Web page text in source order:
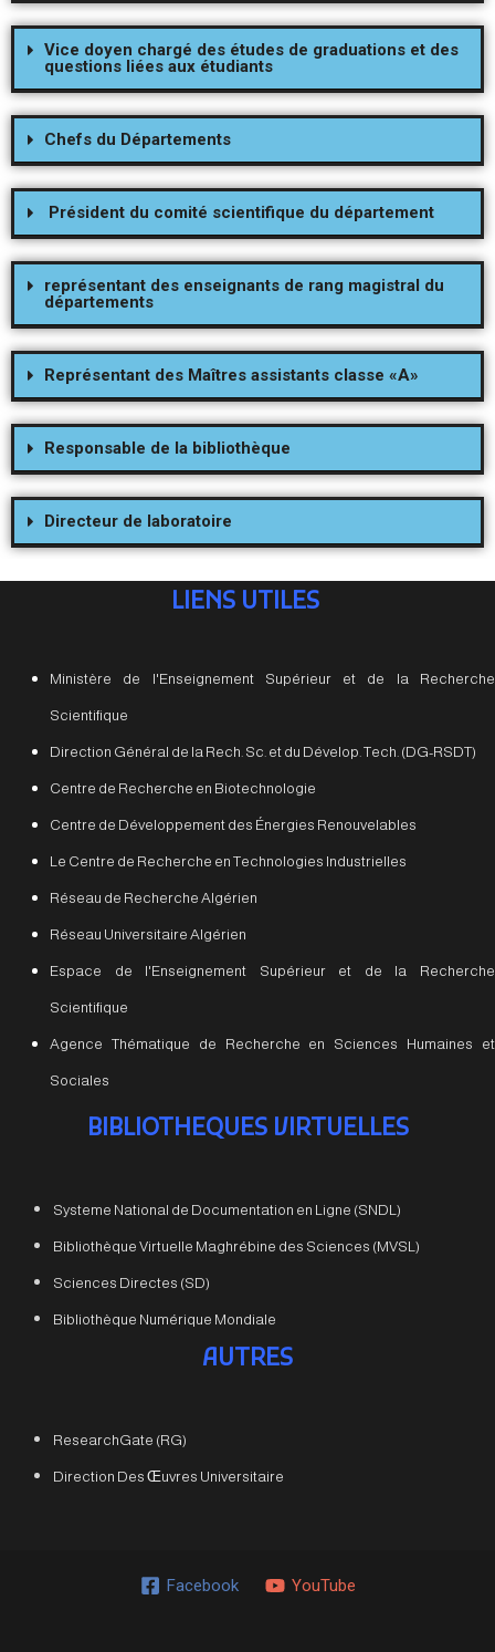
Vice doyen chargé des études de graduations et des
questions liées aux étudiants
Chefs du Départements
Président du comité scientifique du département
représentant des enseignants de rang magistral du
départements
Représentant des Maîtres assistants classe «A»
Responsable de la bibliothèque
Directeur de laboratoire
LIENS UTILES
Ministère de l'Enseignement Supérieur et de la Recherche
Scientifique
Direction Général de la Rech. Sc. et du Dévelop. Tech. (DG-RSDT)
Centre de Recherche en Biotechnologie
Centre de Développement des Énergies Renouvelables
Le Centre de Recherche en Technologies Industrielles
Réseau de Recherche Algérien
Réseau Universitaire Algérien
Espace de l'Enseignement Supérieur et de la Recherche
Scientifique
Agence Thématique de Recherche en Sciences Humaines et
Sociales
BIBLIOTHEQUES VIRTUELLES
Systeme National de Documentation en Ligne (SNDL)
Bibliothèque Virtuelle Maghrébine des Sciences (MVSL)
Sciences Directes (SD)
Bibliothèque Numérique Mondiale
AUTRES
ResearchGate (RG)
Direction Des Œuvres Universitaire
Facebook YouTube